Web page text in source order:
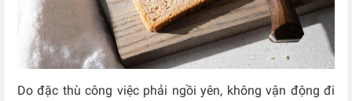
Do đặc thù công việc phải ngồi yên, không vận động đi